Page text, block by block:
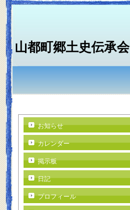
山都町郷土史伝承会
お知らせ
カレンダー
掲示板
日記
プロフィール